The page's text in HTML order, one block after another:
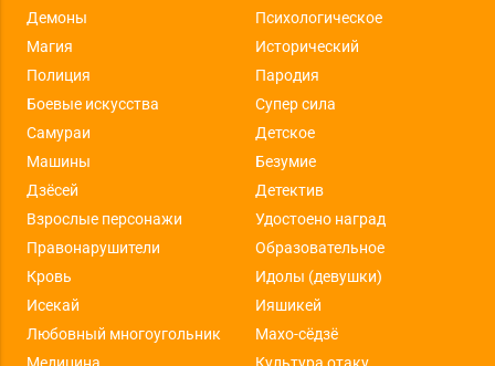
Демоны
Психологическое
Магия
Исторический
Полиция
Пародия
Боевые искусства
Супер сила
Самураи
Детское
Машины
Безумие
Дзёсей
Детектив
Взрослые персонажи
Удостоено наград
Правонарушители
Образовательное
Кровь
Идолы (девушки)
Исекай
Ияшикей
Любовный многоугольник
Махо-сёдзё